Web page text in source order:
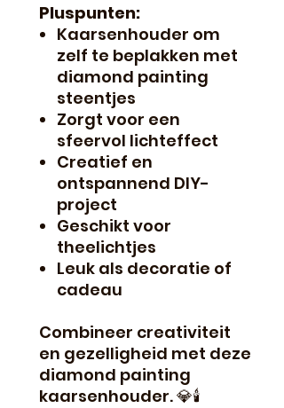
Pluspunten:
Kaarsenhouder om
zelf te beplakken met
diamond painting
steentjes
Zorgt voor een
sfeervol lichteffect
Creatief en
ontspannend DIY-
project
Geschikt voor
theelichtjes
Leuk als decoratie of
cadeau
Combineer creativiteit
en gezelligheid met deze
diamond painting
kaarsenhouder. 💎🕯️